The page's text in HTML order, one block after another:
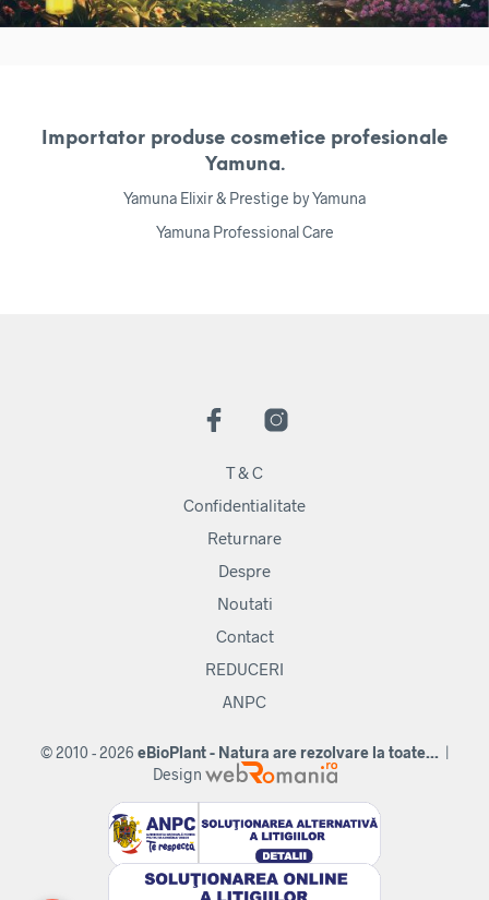
Importator produse cosmetice profesionale
Yamuna.
Yamuna Elixir & Prestige by Yamuna
Yamuna Professional Care
T & C
Confidentialitate
Returnare
Despre
Noutati
Contact
REDUCERI
ANPC
© 2010 - 2026 eBioPlant - Natura are rezolvare la toate... |
Design